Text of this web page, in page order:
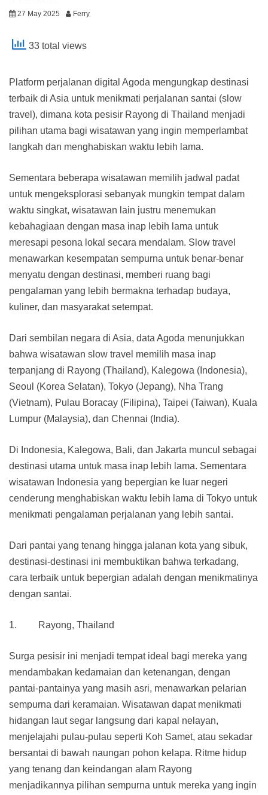
27 May 2025 Ferry
33 total views
Platform perjalanan digital Agoda mengungkap destinasi
terbaik di Asia untuk menikmati perjalanan santai (slow
travel), dimana kota pesisir Rayong di Thailand menjadi
pilihan utama bagi wisatawan yang ingin memperlambat
langkah dan menghabiskan waktu lebih lama.
Sementara beberapa wisatawan memilih jadwal padat
untuk mengeksplorasi sebanyak mungkin tempat dalam
waktu singkat, wisatawan lain justru menemukan
kebahagiaan dengan masa inap lebih lama untuk
meresapi pesona lokal secara mendalam. Slow travel
menawarkan kesempatan sempurna untuk benar-benar
menyatu dengan destinasi, memberi ruang bagi
pengalaman yang lebih bermakna terhadap budaya,
kuliner, dan masyarakat setempat.
Dari sembilan negara di Asia, data Agoda menunjukkan
bahwa wisatawan slow travel memilih masa inap
terpanjang di Rayong (Thailand), Kalegowa (Indonesia),
Seoul (Korea Selatan), Tokyo (Jepang), Nha Trang
(Vietnam), Pulau Boracay (Filipina), Taipei (Taiwan), Kuala
Lumpur (Malaysia), dan Chennai (India).
Di Indonesia, Kalegowa, Bali, dan Jakarta muncul sebagai
destinasi utama untuk masa inap lebih lama. Sementara
wisatawan Indonesia yang bepergian ke luar negeri
cenderung menghabiskan waktu lebih lama di Tokyo untuk
menikmati pengalaman perjalanan yang lebih santai.
Dari pantai yang tenang hingga jalanan kota yang sibuk,
destinasi-destinasi ini membuktikan bahwa terkadang,
cara terbaik untuk bepergian adalah dengan menikmatinya
dengan santai.
1. Rayong, Thailand
Surga pesisir ini menjadi tempat ideal bagi mereka yang
mendambakan kedamaian dan ketenangan, dengan
pantai-pantainya yang masih asri, menawarkan pelarian
sempurna dari keramaian. Wisatawan dapat menikmati
hidangan laut segar langsung dari kapal nelayan,
menjelajahi pulau-pulau seperti Koh Samet, atau sekadar
bersantai di bawah naungan pohon kelapa. Ritme hidup
yang tenang dan keindangan alam Rayong
menjadikannya pilihan sempurna untuk mereka yang ingin